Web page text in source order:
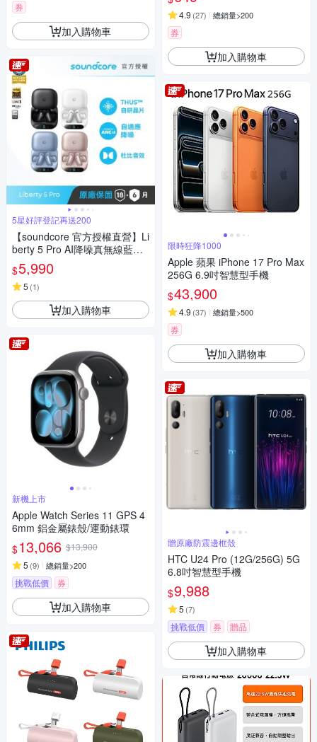
券
加入購物車
5星好評登記再送200
【soundcore 官方授權直營】Li
berty 5 Pro AI降噪真無線藍牙
耳機
$5,990
5 (1)
加入購物車
新機上市
Apple Watch Series 11 GPS 4
6mm 鋁金屬錶殼/運動錶環
$13,066 $13,900
5 (9) 總銷量>200
挑戰低價 券
加入購物車
4.9 (27) 總銷量>200
券
加入購物車
限時狂降1000
Apple 蘋果 iPhone 17 Pro Max
256G 6.9吋智慧型手機
$43,900
4.9 (37) 總銷量>500
券
加入購物車
贈原廠防震邊框殼
HTC U24 Pro (12G/256G) 5G
6.8吋智慧型手機
$9,988
5 (7)
挑戰低價 券 贈品
加入購物車